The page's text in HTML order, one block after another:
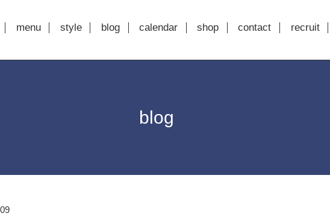
menu style blog calendar shop contact recruit
blog
09